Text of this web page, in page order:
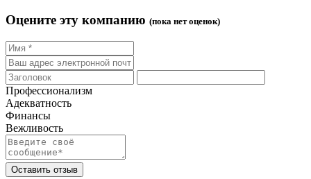
Оцените эту компанию (пока нет оценок)
Профессионализм
Адекватность
Финансы
Вежливость
Оставить отзыв